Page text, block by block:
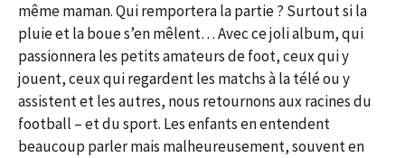
même maman. Qui remportera la partie ? Surtout si la
pluie et la boue s’en mêlent… Avec ce joli album, qui
passionnera les petits amateurs de foot, ceux qui y
jouent, ceux qui regardent les matchs à la télé ou y
assistent et les autres, nous retournons aux racines du
football – et du sport. Les enfants en entendent
beaucoup parler mais malheureusement, souvent en